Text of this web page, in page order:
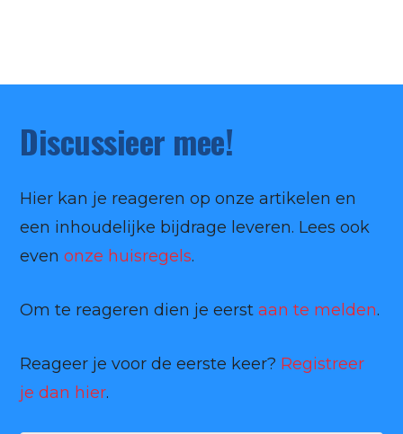
Discussieer mee!
Hier kan je reageren op onze artikelen en
een inhoudelijke bijdrage leveren. Lees ook
evenonze huisregels.
Om te reageren dien je eerstaan te melden.
Reageer je voor de eerste keer? Registreer
je dan hier.